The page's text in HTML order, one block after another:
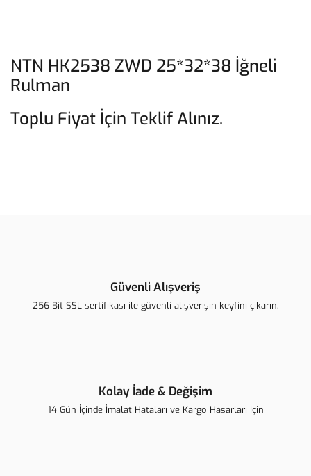
NTN HK2538 ZWD 25*32*38 İğneli
Rulman
Toplu Fiyat İçin Teklif Alınız.
Ürün açıklamasında eksik bilgiler bulunuyor.
Güvenli Alışveriş
256 Bit SSL sertifikası ile güvenli alışverişin keyfini çıkarın.
Kolay İade & Değişim
14 Gün İçinde İmalat Hataları ve Kargo Hasarlari İçin